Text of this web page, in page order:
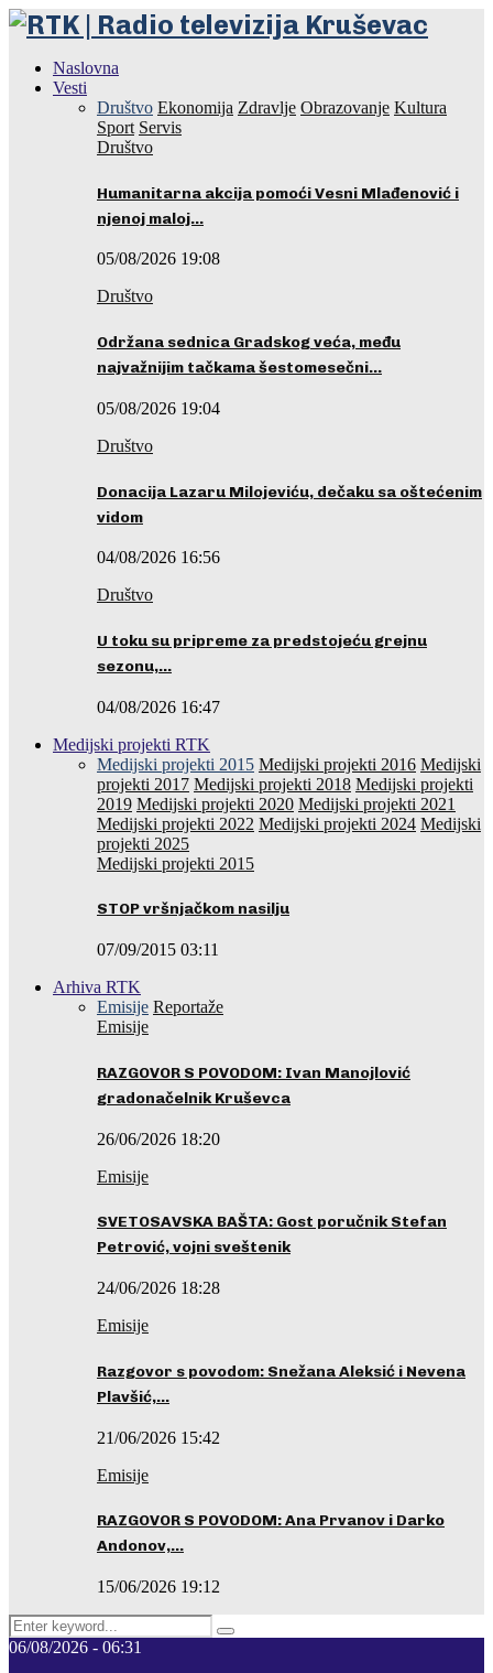
Naslovna
Vesti
Društvo Ekonomija Zdravlje Obrazovanje Kultura
Sport Servis
Društvo
Humanitarna akcija pomoći Vesni Mlađenović i
njenoj maloj…
05/08/2026 19:08
Društvo
Održana sednica Gradskog veća, među
najvažnijim tačkama šestomesečni…
05/08/2026 19:04
Društvo
Donacija Lazaru Milojeviću, dečaku sa oštećenim
vidom
04/08/2026 16:56
Društvo
U toku su pripreme za predstojeću grejnu
sezonu,…
04/08/2026 16:47
Medijski projekti RTK
Medijski projekti 2015 Medijski projekti 2016 Medijski
projekti 2017 Medijski projekti 2018 Medijski projekti
2019 Medijski projekti 2020 Medijski projekti 2021
Medijski projekti 2022 Medijski projekti 2024 Medijski
projekti 2025
Medijski projekti 2015
STOP vršnjačkom nasilju
07/09/2015 03:11
Arhiva RTK
Emisije Reportaže
Emisije
RAZGOVOR S POVODOM: Ivan Manojlović
gradonačelnik Kruševca
26/06/2026 18:20
Emisije
SVETOSAVSKA BAŠTA: Gost poručnik Stefan
Petrović, vojni sveštenik
24/06/2026 18:28
Emisije
Razgovor s povodom: Snežana Aleksić i Nevena
Plavšić,…
21/06/2026 15:42
Emisije
RAZGOVOR S POVODOM: Ana Prvanov i Darko
Andonov,…
15/06/2026 19:12
Search
for:
Pretraga
06/08/2026 - 06:31